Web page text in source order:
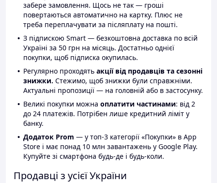
забере замовлення. Щось не так — гроші
повертаються автоматично на картку. Плюс не
треба переплачувати за післяплату на пошті.
З підпискою Smart — безкоштовна доставка по всій
Україні за 50 грн на місяць. Достатньо однієї
покупки, щоб підписка окупилась.
Регулярно проходять акції від продавців та сезонні
знижки. Стежимо, щоб знижки були справжніми.
Актуальні пропозиції — на головній або в застосунку.
Великі покупки можна оплатити частинами: від 2
до 24 платежів. Потрібен лише кредитний ліміт у
банку.
Додаток Prom — у топ-3 категорії «Покупки» в App
Store і має понад 10 млн завантажень у Google Play.
Купуйте зі смартфона будь-де і будь-коли.
Продавці з усієї України